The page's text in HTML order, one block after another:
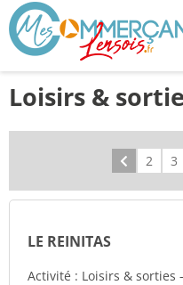
Loisirs &
Précédent
2 3
LE REINITAS
Activité : Loisirs & sorties